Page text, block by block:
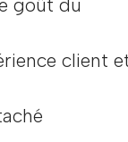
goût du
client